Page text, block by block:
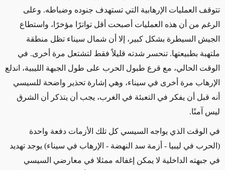
تتوقف العمليات الإرهابية التي تستهدف جنوده وضباطه. وعلى
الرغم من أن هذه العمليات أصبحت أقل تواترًا مؤخرًا، واستطاع
الجيش السيطرة بشكل كبير، إلا أن شمال سيناء تظل منطقة
ملتهبة بطبيعتها. تنحسر شدته قليلاً فقط لتشتعل مرة أخرى. في
الوقت الحالي، مع قرع طبول الحرب على طول الجبهة الليبية، اندلع
الإرهاب مرة أخرى في سيناء، وهي إشارة تحذير واضحة للسيسي
أنه قبل أن يفكر في التعبئة في الغرب، يجب أن يتذكر أن الشرق
ليس آمنًا.
في الوقت الذي يواجه السيسي كل تلك الأزمات دفعة واحدة
(الحرب في ليبيا - أزمة سد النهضة - الإرهاب في سيناء) يوجد تهديد
في جبهته الداخلية لا يمكن إغفاله ممثلا في معارضي السيسي